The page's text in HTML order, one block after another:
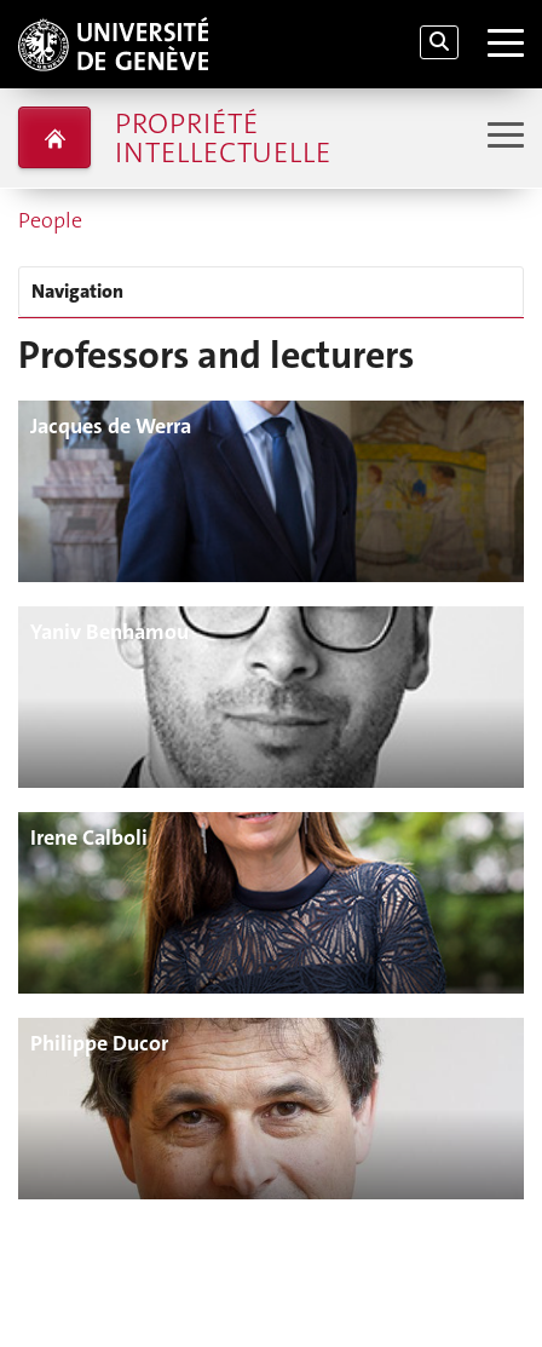
PROPRIÉTÉ
INTELLECTUELLE
People
Navigation
Professors and lecturers
Jacques de Werra
Yaniv Benhamou
Irene Calboli
Philippe Ducor